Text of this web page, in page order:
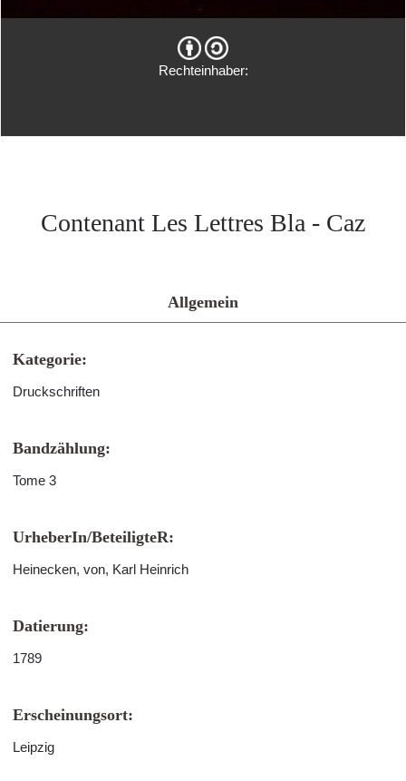
Rechteinhaber:
Contenant Les Lettres Bla - Caz
Allgemein
Kategorie:
Druckschriften
Bandzählung:
Tome 3
UrheberIn/BeteiligteR:
Heinecken, von, Karl Heinrich
Datierung:
1789
Erscheinungsort:
Leipzig